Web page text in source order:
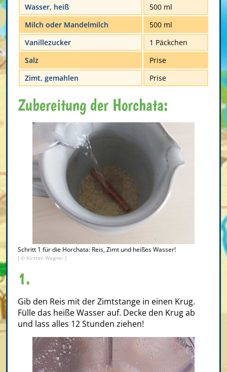
Wasser, heiß
500 ml
Milch oder Mandelmilch
500 ml
Vanillezucker
1 Päckchen
Salz
Prise
Zimt, gemahlen
Prise
Zubereitung der Horchata:
Schritt 1 für die Horchata: Reis, Zimt und heißes Wasser!
[ © Kirsten Wagner ]
1.
Gib den Reis mit der Zimtstange in einen Krug.
Fülle das heiße Wasser auf. Decke den Krug ab
und lass alles 12 Stunden ziehen!